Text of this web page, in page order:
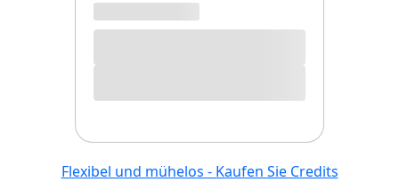
Flexibel und mühelos - Kaufen Sie Credits